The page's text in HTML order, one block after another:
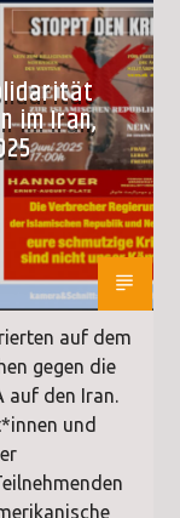
im Iran,
auf dem
gegen die
auf den Iran.
und